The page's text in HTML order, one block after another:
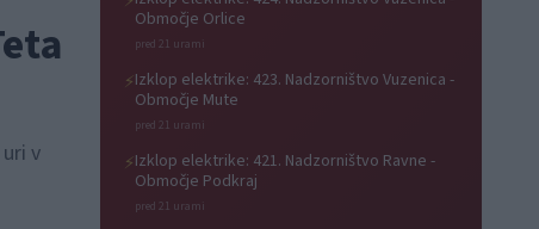
v
Območje Orlice
pred 21 urami
⚡Izklop elektrike: 423. Nadzorništvo Vuzenica -
Območje Mute
pred 21 urami
⚡Izklop elektrike: 421. Nadzorništvo Ravne -
Območje Podkraj
pred 21 urami